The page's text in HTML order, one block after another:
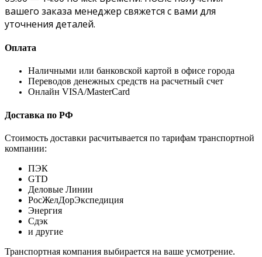
вашего заказа менеджер свяжется с вами для
уточнения деталей.
Оплата
Наличными или банковской картой в офисе города
Переводов денежных средств на расчетный счет
Онлайн VISA/MasterCard
Доставка по РФ
Стоимость доставки расчитывается по тарифам транспортной
компании:
ПЭК
GTD
Деловые Линии
РосЖелДорЭкспедиция
Энергия
Сдэк
и другие
Транспортная компания выбирается на ваше усмотрение.